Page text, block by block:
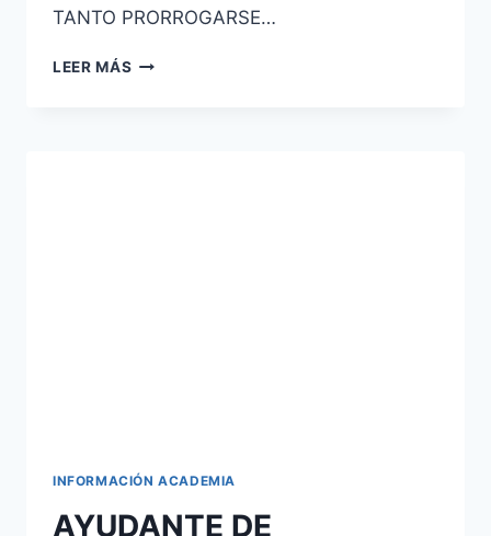
TANTO PRORROGARSE…
LEER MÁS 28055
INFORMACIÓN ACADEMIA
AYUDANTE DE